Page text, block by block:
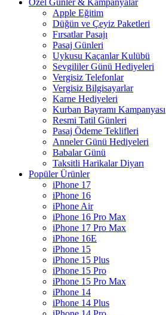
Özel Günler & Kampanyalar
Apple Eğitim
Düğün ve Çeyiz Paketleri
Fırsatlar Pasajı
Pasaj Günleri
Uykusu Kaçanlar Kulübü
Sevgililer Günü Hediyeleri
Vergisiz Telefonlar
Vergisiz Bilgisayarlar
Karne Hediyeleri
Kurban Bayramı Kampanyası
Resmi Tatil Günleri
Pasaj Ödeme Teklifleri
Anneler Günü Hediyeleri
Babalar Günü
Taksitli Harikalar Diyarı
Popüler Ürünler
iPhone 17
iPhone 16
iPhone Air
iPhone 16 Pro Max
iPhone 17 Pro Max
iPhone 16E
iPhone 15
iPhone 15 Plus
iPhone 15 Pro
iPhone 15 Pro Max
iPhone 14
iPhone 14 Plus